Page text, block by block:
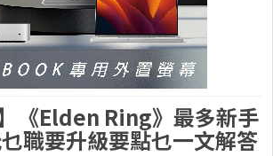
】《Elden Ring》最多新手
職要升級要點乜一文解答